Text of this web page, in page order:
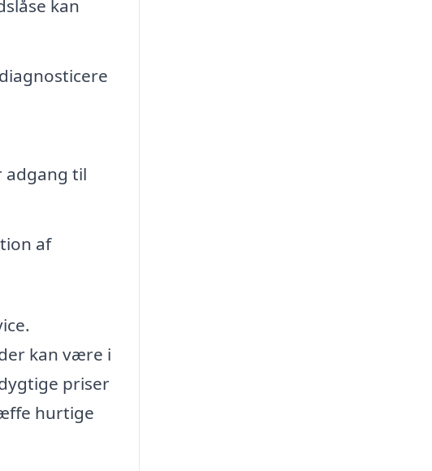
kan
adgang til
af
kan være i
priser
hurtige